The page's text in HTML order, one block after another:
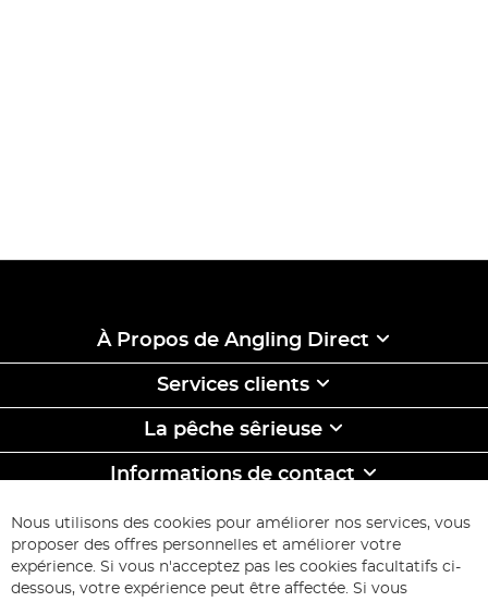
À Propos de Angling Direct
Services clients
La pêche sêrieuse
Informations de contact
ABONNEZ-VOUS & ECONOMISEZ
Inscription
à
Inscription
Nous utilisons des cookies pour améliorer nos services, vous
proposer des offres personnelles et améliorer votre
expérience. Si vous n'acceptez pas les cookies facultatifs ci-
dessous, votre expérience peut être affectée. Si vous